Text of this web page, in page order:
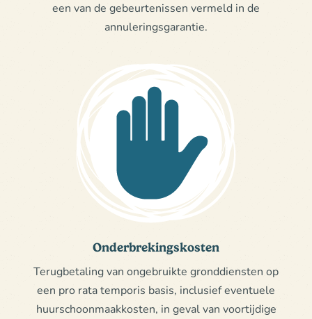
een van de gebeurtenissen vermeld in de
annuleringsgarantie.
Onderbrekingskosten
Terugbetaling van ongebruikte gronddiensten op
een pro rata temporis basis, inclusief eventuele
huurschoonmaakkosten, in geval van voortijdige